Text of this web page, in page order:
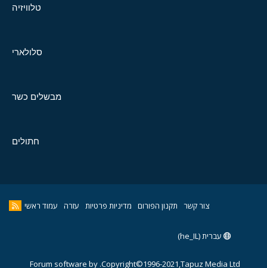
טלוויזיה
סלולארי
מבשלים כשר
חתולים
צור קשר תקנון הפורום מדיניות פרטיות עזרה עמוד ראשי
עברית (he_IL)
Copyright©1996-2021,Tapuz Media Ltd.
Forum software by